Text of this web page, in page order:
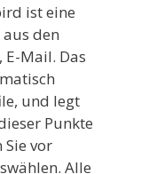
ist eine
den
Mail. Das
und legt
Punkte
Sie vor
Alle